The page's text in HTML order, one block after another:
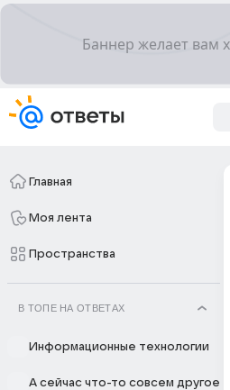
Главная
Моя лента
Пространства
В ТОПЕ НА ОТВЕТАХ
Информационные технологии
А сейчас что-то совсем другое